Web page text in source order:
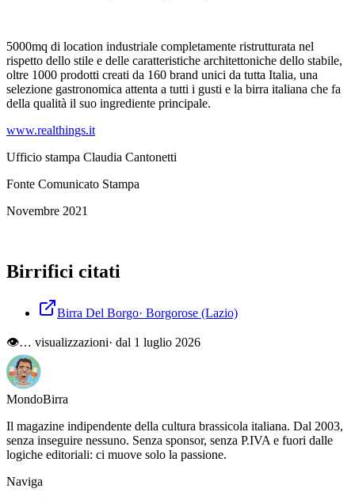
5000mq di location industriale completamente ristrutturata nel
rispetto dello stile e delle caratteristiche architettoniche dello stabile,
oltre 1000 prodotti creati da 160 brand unici da tutta Italia, una
selezione gastronomica attenta a tutti i gusti e la birra italiana che fa
della qualità il suo ingrediente principale.
www.realthings.it
Ufficio stampa Claudia Cantonetti
Fonte Comunicato Stampa
Novembre 2021
Birrifici citati
Birra Del Borgo· Borgorose (Lazio)
👁… visualizzazioni· dal 1 luglio 2026
MondoBirra
Il magazine indipendente della cultura brassicola italiana. Dal 2003,
senza inseguire nessuno. Senza sponsor, senza P.IVA e fuori dalle
logiche editoriali: ci muove solo la passione.
Naviga